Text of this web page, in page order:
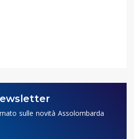
sulle novità Assolombarda